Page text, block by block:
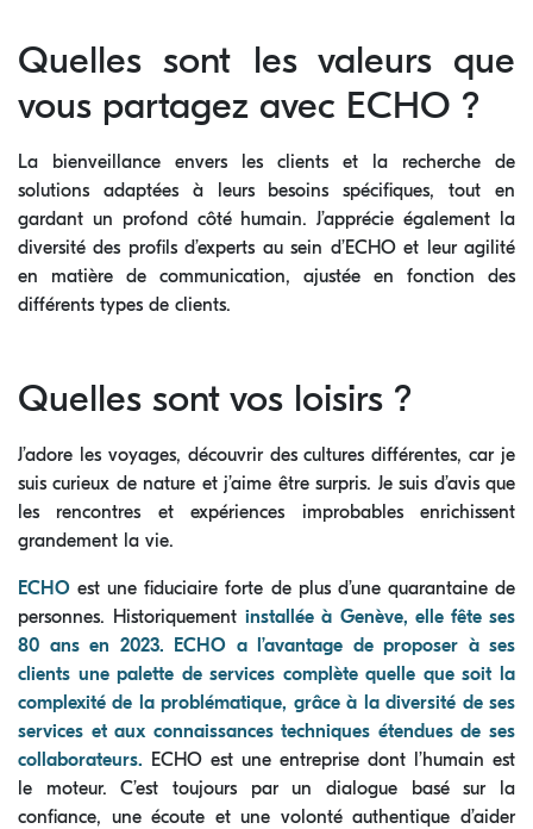
Quelles sont les valeurs que
vous partagez avec ECHO ?
La bienveillance envers les clients et la recherche de
solutions adaptées à leurs besoins spécifiques, tout en
gardant un profond côté humain. J’apprécie également la
diversité des profils d’experts au sein d’ECHO et leur agilité
en matière de communication, ajustée en fonction des
différents types de clients.
Quelles sont vos loisirs ?
J’adore les voyages, découvrir des cultures différentes, car je
suis curieux de nature et j’aime être surpris. Je suis d’avis que
les rencontres et expériences improbables enrichissent
grandement la vie.
ECHO est une ﬁduciaire forte de plus d’une quarantaine de
personnes. Historiquementinstallée à Genève, elle fête ses
80 ans en 2023. ECHO a l’avantage de proposer à ses
clients une palette de services complète quelle que soit la
complexité de la problématique, grâce à la diversité de ses
services et aux connaissances techniques étendues de ses
collaborateurs. ECHO est une entreprise dont l’humain est
le moteur. C’est toujours par un dialogue basé sur la
conﬁance, une écoute et une volonté authentique d’aider